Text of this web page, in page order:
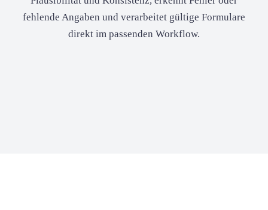
fehlende Angaben und verarbeitet gültige Formulare
direkt im passenden Workflow.